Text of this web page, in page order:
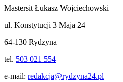
Mastersit Łukasz Wojciechowski
ul. Konstytucji 3 Maja 24
64-130 Rydzyna
tel. 503 021 554
e-mail: redakcja@rydzyna24.pl